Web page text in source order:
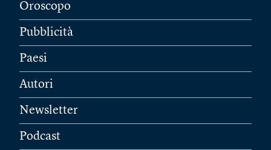
Oroscopo
Pubblicità
Paesi
Autori
Newsletter
Podcast